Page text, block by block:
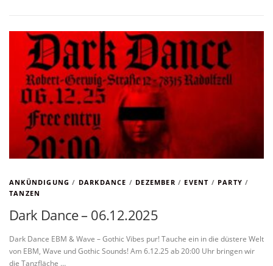
ANKÜNDIGUNG / DARKDANCE / DEZEMBER / EVENT / PARTY /
TANZEN
Dark Dance – 06.12.2025
Dark Dance EBM & Wave – Gothic Vibes pur! Tauche ein in die düstere Welt
von EBM, Wave und Gothic Sounds! Am 6.12.25 ab 20:00 Uhr bringen wir
die Tanzfläche …